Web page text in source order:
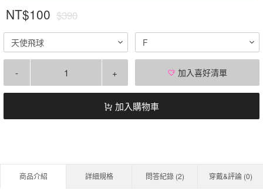
NT$100 $390
天使飛球 F
- + 加入喜好清單
加入購物車
商品介紹 詳細規格 問答紀錄 (2) 穿戴&評論 (0)